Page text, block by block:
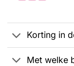
Korting in
Met welke